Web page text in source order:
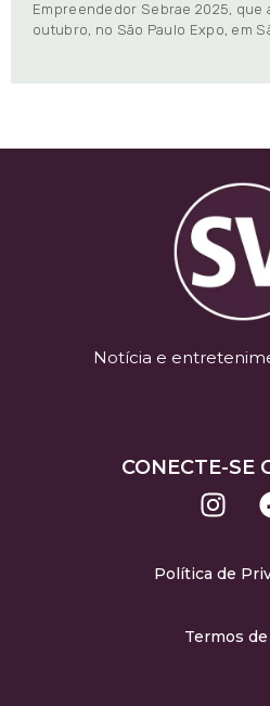
Empreendedor Sebrae 2025, que
outubro, no São Paulo Expo, em
Notícia e
CONECTE-SE
Política de
Termos